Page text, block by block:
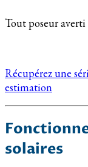
Tout poseur averti
Récupérez une
estimation
solaires